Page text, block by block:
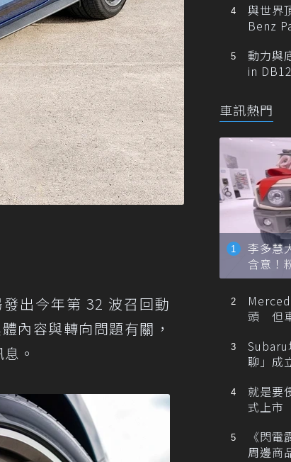
出今年第 32 波召回動
體內容與轉向問題有關，
。
與世界
Benz
動力與
in
車訊熱門
李多慧
含意！
忙找車
頭 但
Subaru
聊」成
就是要
式上市
《閃
周邊商